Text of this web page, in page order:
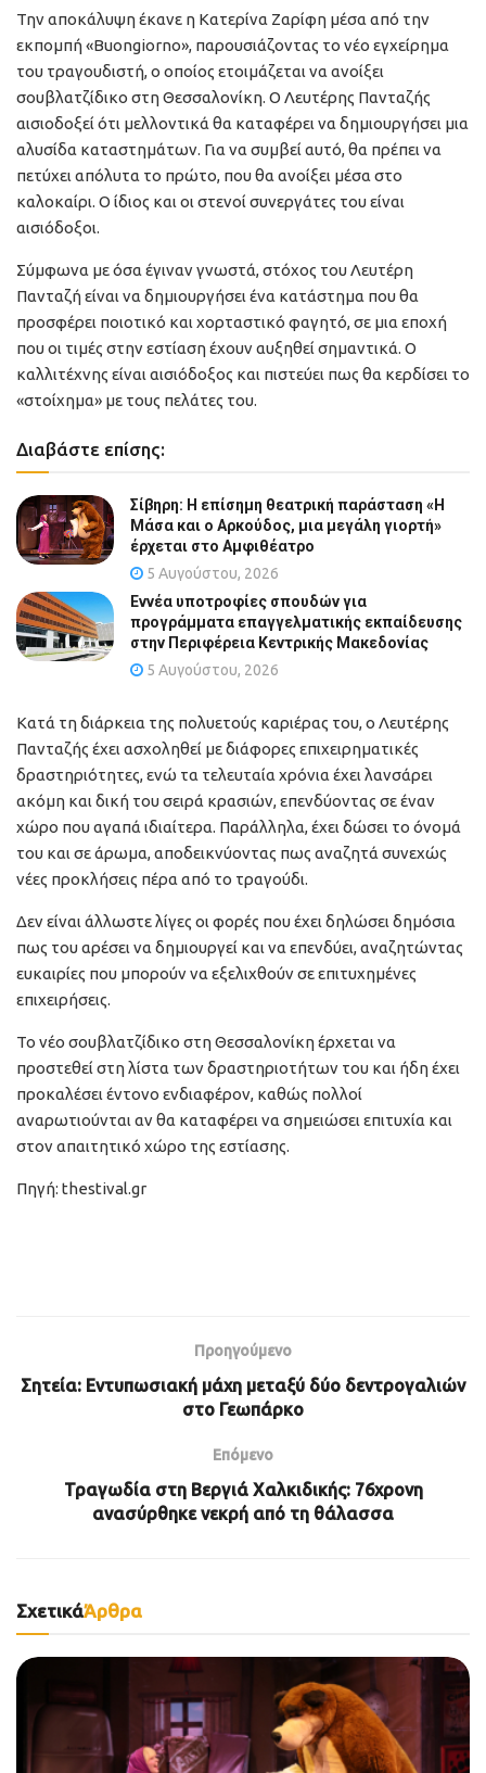
Την αποκάλυψη έκανε η Κατερίνα Ζαρίφη μέσα από την
εκπομπή «Buongiorno», παρουσιάζοντας το νέο εγχείρημα
του τραγουδιστή, ο οποίος ετοιμάζεται να ανοίξει
σουβλατζίδικο στη Θεσσαλονίκη. Ο Λευτέρης Πανταζής
αισιοδοξεί ότι μελλοντικά θα καταφέρει να δημιουργήσει μια
αλυσίδα καταστημάτων. Για να συμβεί αυτό, θα πρέπει να
πετύχει απόλυτα το πρώτο, που θα ανοίξει μέσα στο
καλοκαίρι. Ο ίδιος και οι στενοί συνεργάτες του είναι
αισιόδοξοι.
Σύμφωνα με όσα έγιναν γνωστά, στόχος του Λευτέρη
Πανταζή είναι να δημιουργήσει ένα κατάστημα που θα
προσφέρει ποιοτικό και χορταστικό φαγητό, σε μια εποχή
που οι τιμές στην εστίαση έχουν αυξηθεί σημαντικά. Ο
καλλιτέχνης είναι αισιόδοξος και πιστεύει πως θα κερδίσει το
«στοίχημα» με τους πελάτες του.
Διαβάστε επίσης:
Σίβηρη: Η επίσημη θεατρική παράσταση «Η
Μάσα και ο Αρκούδος, μια μεγάλη γιορτή»
έρχεται στο Αμφιθέατρο
5 Αυγούστου, 2026
Εννέα υποτροφίες σπουδών για
προγράμματα επαγγελματικής εκπαίδευσης
στην Περιφέρεια Κεντρικής Μακεδονίας
5 Αυγούστου, 2026
Κατά τη διάρκεια της πολυετούς καριέρας του, ο Λευτέρης
Πανταζής έχει ασχοληθεί με διάφορες επιχειρηματικές
δραστηριότητες, ενώ τα τελευταία χρόνια έχει λανσάρει
ακόμη και δική του σειρά κρασιών, επενδύοντας σε έναν
χώρο που αγαπά ιδιαίτερα. Παράλληλα, έχει δώσει το όνομά
του και σε άρωμα, αποδεικνύοντας πως αναζητά συνεχώς
νέες προκλήσεις πέρα από το τραγούδι.
Δεν είναι άλλωστε λίγες οι φορές που έχει δηλώσει δημόσια
πως του αρέσει να δημιουργεί και να επενδύει, αναζητώντας
ευκαιρίες που μπορούν να εξελιχθούν σε επιτυχημένες
επιχειρήσεις.
Το νέο σουβλατζίδικο στη Θεσσαλονίκη έρχεται να
προστεθεί στη λίστα των δραστηριοτήτων του και ήδη έχει
προκαλέσει έντονο ενδιαφέρον, καθώς πολλοί
αναρωτιούνται αν θα καταφέρει να σημειώσει επιτυχία και
στον απαιτητικό χώρο της εστίασης.
Πηγή: thestival.gr
Προηγούμενο
Σητεία: Εντυπωσιακή μάχη μεταξύ δύο δεντρογαλιών
στο Γεωπάρκο
Επόμενο
Τραγωδία στη Βεργιά Χαλκιδικής: 76χρονη
ανασύρθηκε νεκρή από τη θάλασσα
ΣχετικάΆρθρα